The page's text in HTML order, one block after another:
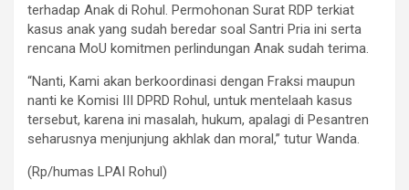
terhadap Anak di Rohul. Permohonan Surat RDP terkiat
kasus anak yang sudah beredar soal Santri Pria ini serta
rencana MoU komitmen perlindungan Anak sudah terima.
“Nanti, Kami akan berkoordinasi dengan Fraksi maupun
nanti ke Komisi III DPRD Rohul, untuk mentelaah kasus
tersebut, karena ini masalah, hukum, apalagi di Pesantren
seharusnya menjunjung akhlak dan moral,” tutur Wanda.
(Rp/humas LPAI Rohul)